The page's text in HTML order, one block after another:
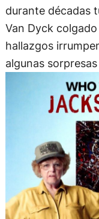
durante décadas
Van Dyck
hallazgos
algunas